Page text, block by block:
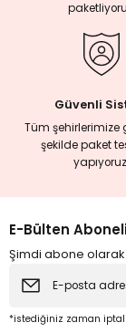
Güvenli
Tüm şehirlerimize
şekilde paket
E-Bülten
Şimdi abone
*istediğiniz zaman